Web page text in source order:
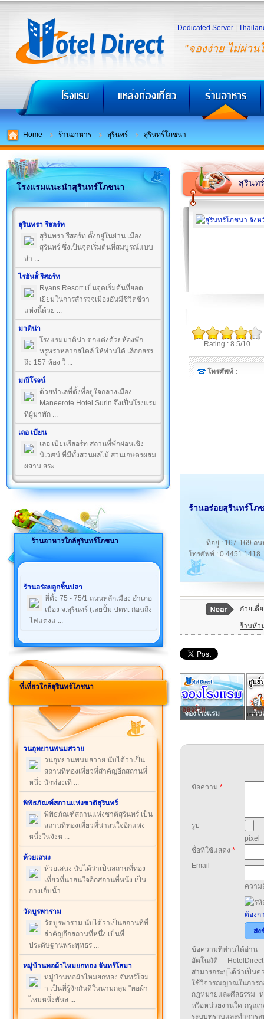
"จองง่าย ไม่ผ่าน
Dedicated Server
Home ร้านอาหาร สุรินทร์ สุรินทร์โภชนา
โรงแรมแนะนำสุรินทร์โภชนา
สุรินทรา รีสอร์ท
สุรินทรา รีสอร์ท ตั้งอยู่ในย่าน เมือง
สุรินทร์ ซึ่งเป็นจุดเริ่มต้นที่สมบูรณ์แบบ
สำ ...
ไรอันส์์ รีสอร์ท
Ryans Resort เป็นจุดเริ่มต้นที่ยอด
เยี่ยมในการสำรวจเมืองอันมีชีวิตชีวา
แห่งนี้ด้วย ...
มาติน่า
โรงแรมมาติน่า ตกแต่งด้วยห้องพัก
หรูหราหลากสไตล์ ให้ท่านได้ เลือกสรร
ถึง 157 ห้อง ใ ...
มณีโรจน์
ด้วยทำเลที่ตั้งที่อยู่ใจกลางเมือง
Maneerote Hotel Surin จึงเป็นโรงแรม
ที่ผู้มาพัก ...
เลอ เบียน
เลอ เบียนรีสอร์ท สถานที่พักผ่อนเชิง
นิเวศน์ ที่มีทั้งสวนผลไม้ สวนเกษตรผสม
ผสาน สระ ...
ร้านอาหารใกล้สุรินทร์โภชนา
ร้านอร่อยลูกชิ้นปลา
ที่ตั้ง 75 - 75/1 ถนนหลักเมือง อำเภอ
เมือง จ.สุรินทร์ (เลยปั้ม ปตท. ก่อนถึง
ไฟแดงแ ...
ที่เที่ยวใกล้สุรินทร์โภชนา
วนอุทยานพนมสวาย
วนอุทยานพนมสวาย นับได้ว่าเป็น
สถานที่ท่องเที่ยวที่สำคัญอีกสถานที่
หนึ่ง นักท่องเที ...
พิพิธภัณฑ์สถานแห่งชาติสุรินทร์
พิพิธภัณฑ์สถานแห่งชาติสุรินทร์ เป็น
สถานที่ท่องเที่ยวที่น่าสนใจอีกแห่ง
หนึ่งในจังห ...
ห้วยเสนง
ห้วยเสนง นับได้ว่าเป็นสถานที่ท่อง
เที่ยวที่น่าสนใจอีกสถานที่หนึ่ง เป็น
อ่างเก็บน้ำ ...
วัดบูรพาราม
วัดบูรพาราม นับได้ว่าเป็นสถานที่ที่
สำคัญอีกสถานที่หนึ่ง เป็นที่
ประดิษฐานพระพุทธร ...
หมู่บ้านทอผ้าไหมยกทอง จันทร์โสมา
หมู่บ้านทอผ้าไหมยกทอง จันทร์โสม
า เป็นที่รู้จักกันดีในนามกลุ่ม "ทอผ้า
ไหมหนึ่งพันส ...
สุรินท
Rating : 8.5/10
โทรศัพท์ :
ร้านอร่อยสุรินทร์โภ
ที่อยู่ : 167-169 ถน
โทรศัพท์ : 0 4451 1418
ก๋วยเตี๋
ร้านหัว
จองโรงแรม เว็บ
ข้อความ *
รูป
pixel
ชื่อที่ใช้แสดง *
Email
ความ
ต้องก
ส่ง
ข้อความที่ท่านได้อ่าน
อัตโนมัติ
สามารถระบุได้ว่าเป็น
ใช้วิจารณญาณในกา
กฎหมายและศีลธรรม
หรือหน่วยงานใด กรุณา
ระบบทราบและทำกา